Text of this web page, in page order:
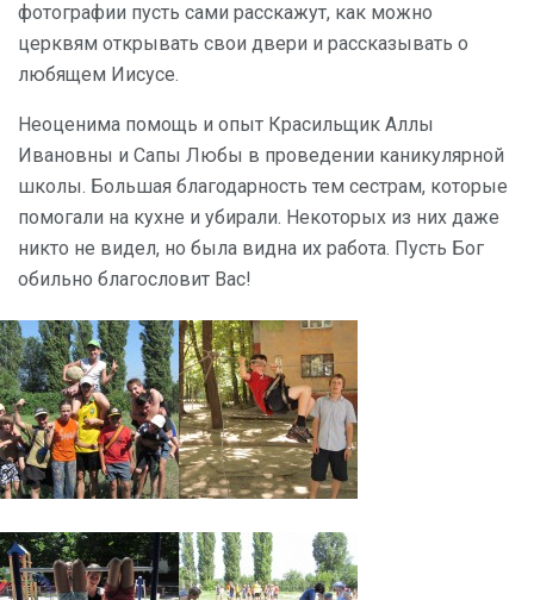
фотографии пусть сами расскажут, как можно
церквям открывать свои двери и рассказывать о
любящем Иисусе.
Неоценима помощь и опыт Красильщик Аллы
Ивановны и Сапы Любы в проведении каникулярной
школы. Большая благодарность тем сестрам, которые
помогали на кухне и убирали. Некоторых из них даже
никто не видел, но была видна их работа. Пусть Бог
обильно благословит Вас!